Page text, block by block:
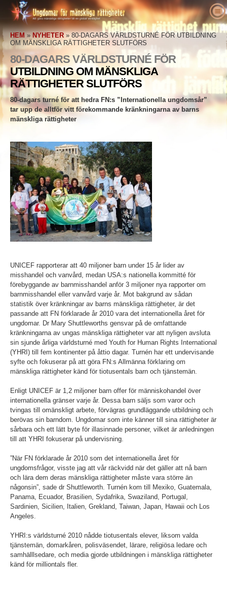
Om oss
Vad är Ungdomar för mänskliga rättigheter?
Vårt syfte
Ungdomar för mänskliga rättigheter – historik
Chefpersonal
Rådgivande styrelse
YHRI:s samarbetspartners
Kungörelser och erkännanden
Bekräftelser
Vad är mänskliga rättigheter
Definition på mänskliga rättigheter
Bakgrunden till mänskliga rättigheter
Den Allmänna förklaringen om de mänskliga
rättigheterna
Utbildare
Välkommen
Information om undervisningspaket
Resultat från utbildare
Kursplan för mänskliga rättigheter
Program för utbildare
Programmets implementering
Agera
Engagera dig
Namninsamling
Medlemskap och donationer
Grupper
Tävlingar
Röster för mänskliga rättigheter
Förkämpar för mänskliga rättigheter
Människorättsorganisationer
Kränkningar av mänskliga rättigheter
Nyheter
Beställ
Kontakta
HEM » NYHETER » 80-DAGARS VÄRLDSTURNÉ FÖR UTBILDNING
OM MÄNSKLIGA RÄTTIGHETER SLUTFÖRS
80-DAGARS VÄRLDSTURNÉ FÖR
UTBILDNING OM MÄNSKLIGA
RÄTTIGHETER SLUTFÖRS
80-dagars turné för att hedra FN:s ”Internationella ungdomsår”
tar upp de alltför vitt förekommande kränkningarna av barns
mänskliga rättigheter
UNICEF rapporterar att 40 miljoner barn under 15 år lider av
misshandel och vanvård, medan USA:s nationella kommitté för
förebyggande av barnmisshandel anför 3 miljoner nya rapporter om
barnmisshandel eller vanvård varje år. Mot bakgrund av sådan
statistik över kränkningar av barns mänskliga rättigheter, är det
passande att FN förklarade år 2010 vara det internationella året för
ungdomar. Dr Mary Shuttleworths gensvar på de omfattande
kränkningarna av ungas mänskliga rättigheter var att nyligen avsluta
sin sjunde årliga världsturné med Youth for Human Rights International
(YHRI) till fem kontinenter på åttio dagar. Turnén har ett undervisande
syfte och fokuserar på att göra FN:s Allmänna förklaring om
mänskliga rättigheter känd för tiotusentals barn och tjänstemän.
Enligt UNICEF är 1,2 miljoner barn offer för människohandel över
internationella gränser varje år. Dessa barn säljs som varor och
tvingas till omänskligt arbete, förvägras grundläggande utbildning och
berövas sin barndom. Ungdomar som inte känner till sina rättigheter är
sårbara och ett lätt byte för illasinnade personer, vilket är anledningen
till att YHRI fokuserar på undervisning.
”När FN förklarade år 2010 som det internationella året för
ungdomsfrågor, visste jag att vår räckvidd när det gäller att nå barn
och lära dem deras mänskliga rättigheter måste vara större än
någonsin”, sade dr Shuttleworth. Turnén kom till Mexiko, Guatemala,
Panama, Ecuador, Brasilien, Sydafrika, Swaziland, Portugal,
Sardinien, Sicilien, Italien, Grekland, Taiwan, Japan, Hawaii och Los
Angeles.
YHRI:s världsturné 2010 nådde tiotusentals elever, liksom valda
tjänstemän, domarkåren, polisväsendet, lärare, religiösa ledare och
samhälllsedare, och media gjorde utbildningen i mänskliga rättigheter
känd för milliontals fler.